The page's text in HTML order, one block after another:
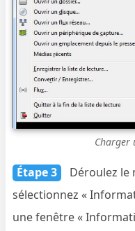
Charger
Étape 3
Déroulez le
sélectionnez «
une fenêtre «